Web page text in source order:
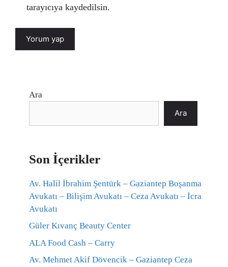
tarayıcıya kaydedilsin.
Ara
Ara
Son İçerikler
Av. Halil İbrahim Şentürk – Gaziantep Boşanma
Avukatı – Bilişim Avukatı – Ceza Avukatı – İcra
Avukatı
Güler Kıvanç Beauty Center
ALA Food Cash – Carry
Av. Mehmet Akif Dövencik – Gaziantep Ceza